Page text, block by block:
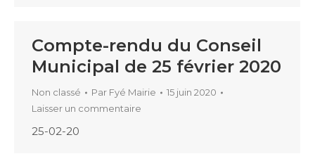
Compte-rendu du Conseil
Municipal de 25 février 2020
Non classé Par Fyé Mairie
15 juin 2020
Laisser un commentaire
25-02-20